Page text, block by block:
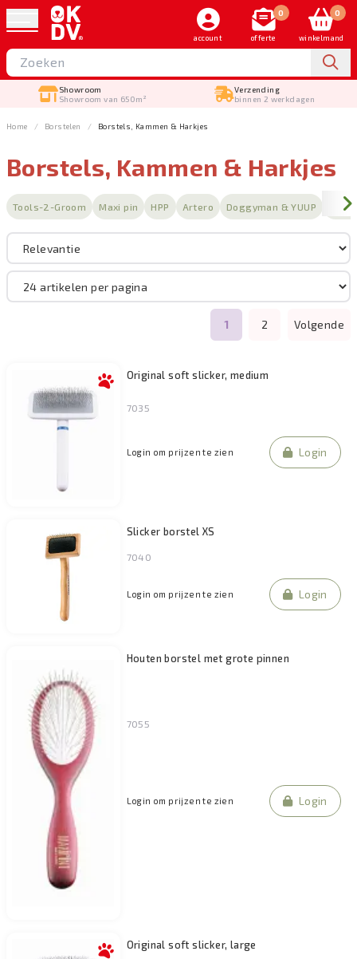
account
0
offerte
0
winkelmand
Verzending
binnen 2 werkdagen
Gratis verstuurd
vanaf €150,-
Home Borstelen Borstels, Kammen & Harkjes
Sorteer op
Borstelen
Borstels, Kammen & Harkjes
Tools-2-Groom Maxi pin HPP Artero Doggyman & YUUP
1 2 Volgende
Original soft slicker, medium
7035
Login om prijzen te zien Login
Slicker borstel XS
7040
Login om prijzen te zien Login
Houten borstel met grote pinnen
7055
Login om prijzen te zien Login
Original soft slicker, large